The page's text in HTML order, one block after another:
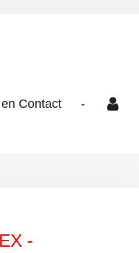
Contact -
-